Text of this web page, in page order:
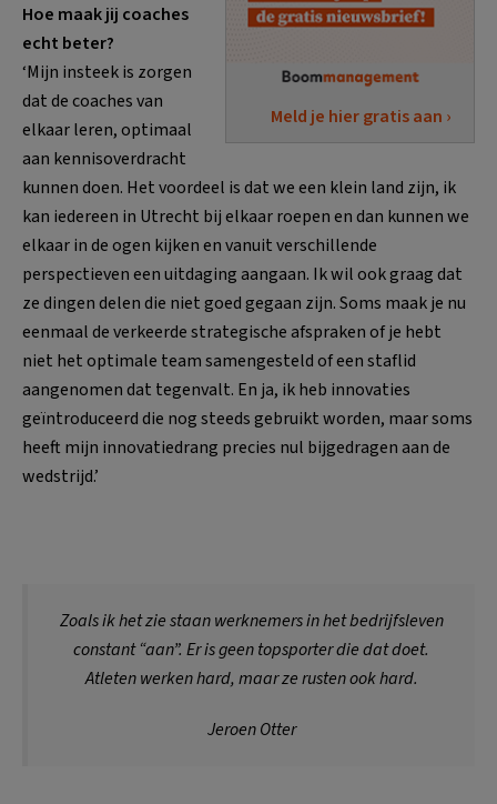
Meld je hier gratis aan ›
Hoe maak jij coaches
echt beter?
‘Mijn insteek is zorgen
dat de coaches van
elkaar leren, optimaal
aan kennisoverdracht
kunnen doen. Het voordeel is dat we een klein land zijn, ik
kan iedereen in Utrecht bij elkaar roepen en dan kunnen we
elkaar in de ogen kijken en vanuit verschillende
perspectieven een uitdaging aangaan. Ik wil ook graag dat
ze dingen delen die niet goed gegaan zijn. Soms maak je nu
eenmaal de verkeerde strategische afspraken of je hebt
niet het optimale team samengesteld of een staflid
aangenomen dat tegenvalt. En ja, ik heb innovaties
geïntroduceerd die nog steeds gebruikt worden, maar soms
heeft mijn innovatiedrang precies nul bijgedragen aan de
wedstrijd.’
Zoals ik het zie staan werknemers in het bedrijfsleven
constant “aan”. Er is geen topsporter die dat doet.
Atleten werken hard, maar ze rusten ook hard.
Jeroen Otter